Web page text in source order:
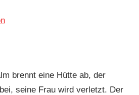
brennt eine Hütte ab, der
seine Frau wird verletzt. Der